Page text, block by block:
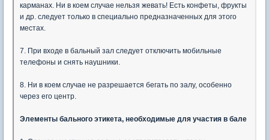
карманах. Ни в коем случае нельзя жевать! Есть конфеты, фрукты
и др. следует только в специально предназначенных для этого
местах.
7. При входе в бальный зал следует отключить мобильные
телефоны и снять наушники.
8. Ни в коем случае не разрешается бегать по залу, особенно
через его центр.
Элементы бального этикета, необходимые для участия в бале